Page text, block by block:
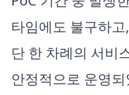
타임에도 불구하
단 한 차례의 서비
안정적으로 운영